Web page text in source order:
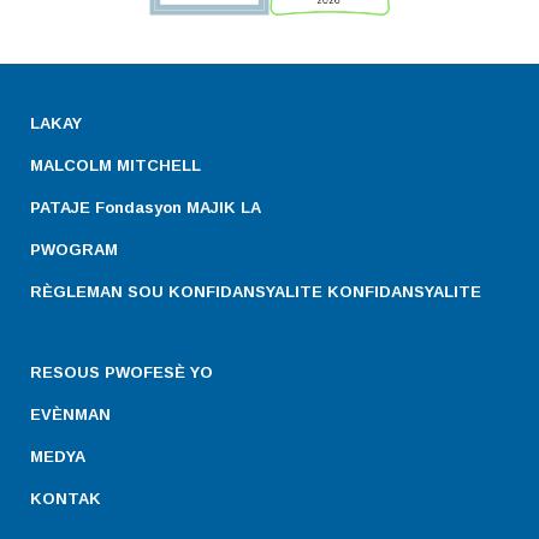
LAKAY
MALCOLM MITCHELL
PATAJE Fondasyon MAJIK LA
PWOGRAM
RÈGLEMAN SOU KONFIDANSYALITE KONFIDANSYALITE
RESOUS PWOFESÈ YO
EVÈNMAN
MEDYA
KONTAK